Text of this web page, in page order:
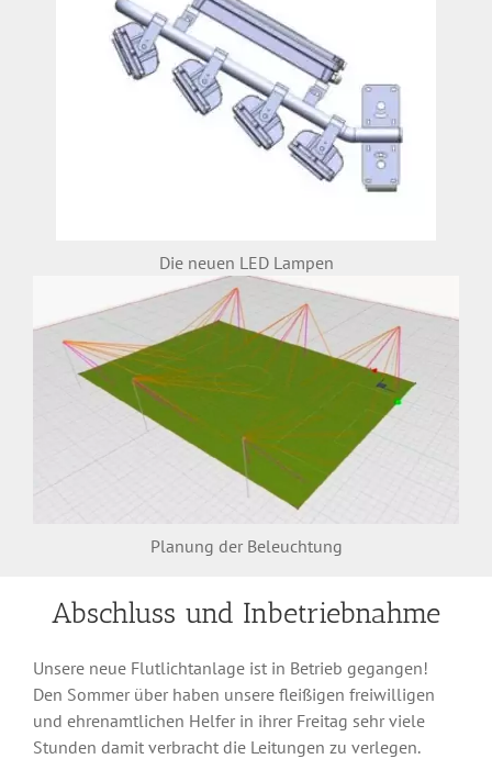
Die neuen LED Lampen
Planung der Beleuchtung
Abschluss und Inbetriebnahme
Unsere neue Flutlichtanlage ist in Betrieb gegangen!
Den Sommer über haben unsere fleißigen freiwilligen
und ehrenamtlichen Helfer in ihrer Freitag sehr viele
Stunden damit verbracht die Leitungen zu verlegen.